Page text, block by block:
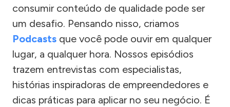
consumir conteúdo de qualidade pode ser
um desafio. Pensando nisso, criamos
Podcasts que você pode ouvir em qualquer
lugar, a qualquer hora. Nossos episódios
trazem entrevistas com especialistas,
histórias inspiradoras de empreendedores e
dicas práticas para aplicar no seu negócio. É